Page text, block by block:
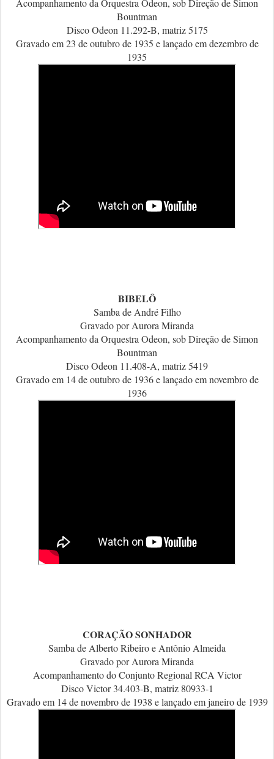
Acompanhamento da Orquestra Odeon, sob Direção de Simon
Bountman
Disco Odeon 11.292-B, matriz 5175
Gravado em 23 de outubro de 1935 e lançado em dezembro de
1935
BIBELÔ
Samba de André Filho
Gravado por Aurora Miranda
Acompanhamento da Orquestra Odeon, sob Direção de Simon
Bountman
Disco Odeon 11.408-A, matriz 5419
Gravado em 14 de outubro de 1936 e lançado em novembro de
1936
CORAÇÃO SONHADOR
Samba de Alberto Ribeiro e Antônio Almeida
Gravado por Aurora Miranda
Acompanhamento do Conjunto Regional RCA Victor
Disco Victor 34.403-B, matriz 80933-1
Gravado em 14 de novembro de 1938 e lançado em janeiro de 1939